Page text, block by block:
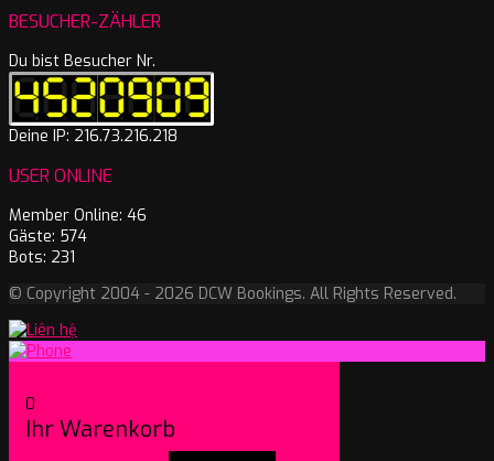
BESUCHER-ZÄHLER
Du bist Besucher Nr.
Deine IP: 216.73.216.218
USER ONLINE
Member Online: 46
Gäste: 574
Bots: 231
© Copyright 2004 - 2026 DCW Bookings. All Rights Reserved.
0
Ihr Warenkorb